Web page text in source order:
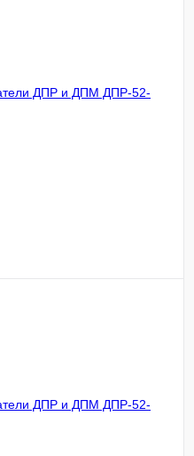
наличии